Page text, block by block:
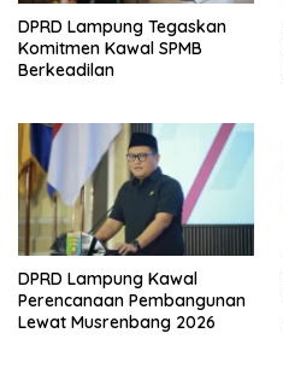
DPRD Lampung Tegaskan
Komitmen Kawal SPMB
Berkeadilan
DPRD Lampung Kawal
Perencanaan Pembangunan
Lewat Musrenbang 2026